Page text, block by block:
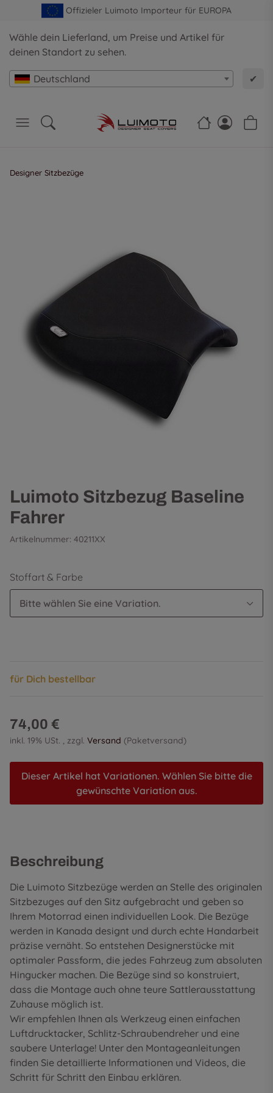
Offizieler Luimoto Importeur für EUROPA
Wähle dein Lieferland, um Preise und Artikel für
deinen Standort zu sehen.
Deutschland ✔
Designer Sitzbezüge
Luimoto Sitzbezug Baseline
Fahrer
Artikelnummer: 40211XX
Stoffart & Farbe
Bitte wählen Sie eine Variation.
für Dich bestellbar
74,00 €
inkl. 19% USt. , zzgl. Versand (Paketversand)
Dieser Artikel hat Variationen. Wählen Sie bitte die
gewünschte Variation aus.
Beschreibung
Die Luimoto Sitzbezüge werden an Stelle des originalen
Sitzbezuges auf den Sitz aufgebracht und geben so
Ihrem Motorrad einen individuellen Look. Die Bezüge
werden in Kanada designt und durch echte Handarbeit
präzise vernäht. So entstehen Designerstücke mit
optimaler Passform, die jedes Fahrzeug zum absoluten
Hingucker machen. Die Bezüge sind so konstruiert,
dass die Montage auch ohne teure Sattlerausstattung
Zuhause möglich ist.
Wir empfehlen Ihnen als Werkzeug einen einfachen
Luftdrucktacker, Schlitz-Schraubendreher und eine
saubere Unterlage! Unter den Montageanleitungen
finden Sie detaillierte Informationen und Videos, die
Schritt für Schritt den Einbau erklären.